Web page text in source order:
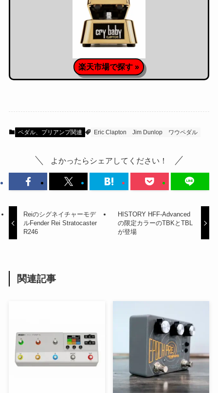
楽天市場で探す »
ペダル、プリアンプ関連 Eric Clapton Jim Dunlop ワウペダル
よかったらシェアしてください！
Reiのシグネイチャーモデ
ルFender Rei Stratocaster
R246
HISTORY HFF-Advanced
の限定カラーのTBKとTBL
が登場
関連記事